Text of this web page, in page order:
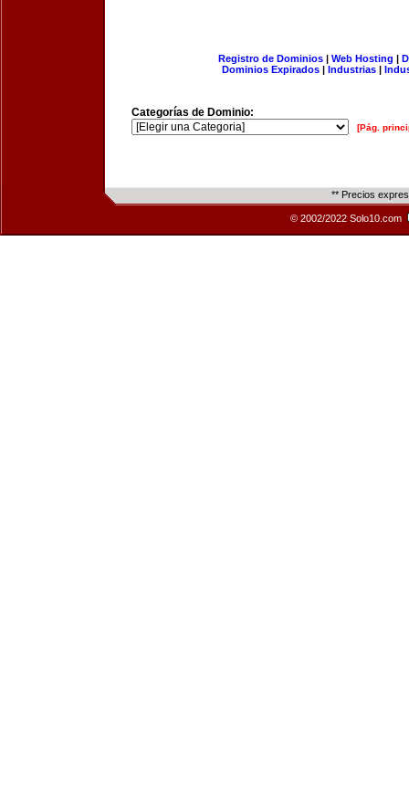
Registro de Dominios| Web Hosting |
Dominios Expirados | Industrias |
Categorías de Dominio:
[Pág.
** Precios
© 2002/2022 Solo10.com